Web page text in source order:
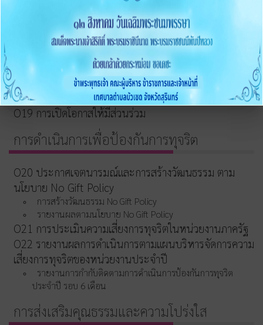
การส่งเสริมความโปร่งใส
O16 แนวปฏิบัติการจัดการเรื่องร้องเรียนการทุจริตและ
ประพฤติมิชอบ
O17 ช่องทางแจ้งเรื่องร้องเรียนการทุจริต
O18 ข้อมูลสถิติเรื่องร้องเรียนการทุจริตประจำปี
O19 การเปิดโอกาสให้มีส่วนร่วม
การดำเนินการเพื่อป้องกันการทุจริต
O20 ประกาศเจตนารมณ์และการสร้างวัฒนธรรม ตาม
นโยบาย No Gift Policy
การสร้างวัฒนธรรม No Gift Policy
รายงานผลตามนโยบาย No Gift Policy
O21 การประเมินความเสี่ยงการทุจริตในหน่วยงานภาครัฐ
O22 รายงานผลการดำเนินการตามแผนบริหารจัดการความ
เสี่ยงการทุจริตของหน่วยงานประจำปี
รายงานการกำกับติดตามการดำเนินการป้องกันการทุจริต
ประจำปี รอบ 6 เดือน
การส่งเสริมคุณธรรมและความโปร่งใส